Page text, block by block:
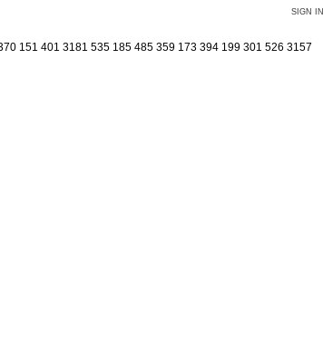
SIGN IN
151 401 3181 535 185 485 359 173 394 199 301 526 3157